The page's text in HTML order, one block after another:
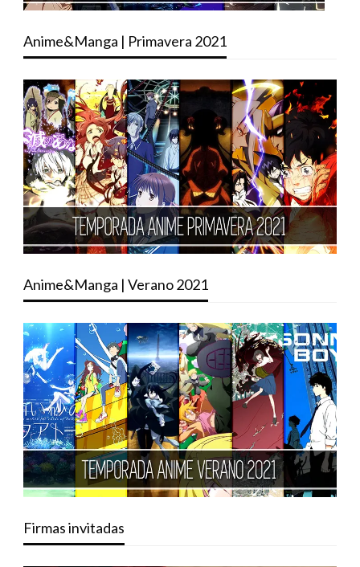
Anime&Manga | Primavera 2021
Anime&Manga | Verano 2021
Firmas invitadas